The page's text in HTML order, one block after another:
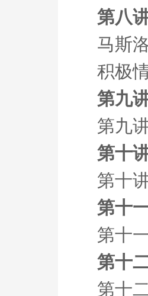
第八
马斯
积极
第九
第九
第十
第十
第十
第十
第十
第十